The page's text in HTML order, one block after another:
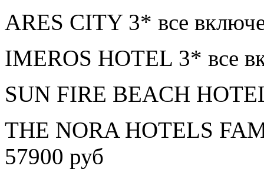
ARES CITY 3* все
IMEROS HOTEL 3* все
SUN FIRE BEACH
THE NORA HOTELS
57900 руб